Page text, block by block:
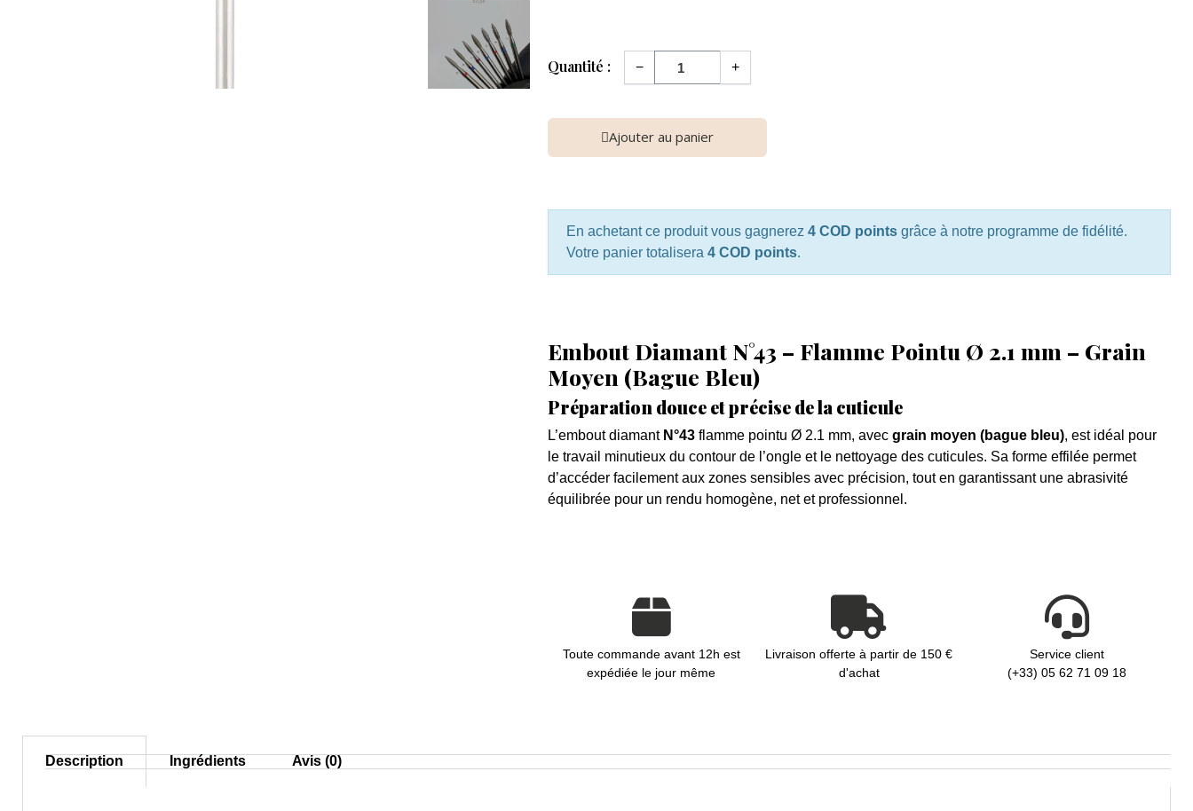
Quantité : − +
Ajouter au panier
En achetant ce produit vous gagnerez 4 COD pointsgrâce à notre programme de fidélité.
Votre panier totalisera 4 COD points.
Embout Diamant N°43 – Flamme Pointu Ø 2.1 mm – Grain
Moyen (Bague Bleu)
Préparation douce et précise de la cuticule
L’embout diamant N°43flamme pointu Ø 2.1 mm, avec grain moyen (bague bleu), est idéal pour
le travail minutieux du contour de l’ongle et le nettoyage des cuticules. Sa forme effilée permet
d’accéder facilement aux zones sensibles avec précision, tout en garantissant une abrasivité
équilibrée pour un rendu homogène, net et professionnel.
Toute commande avant 12h est
expédiée le jour même
Livraison offerte à partir de 150 €
d'achat
Service client
(+33) 05 62 71 09 18
Description Ingrédients Avis (0)